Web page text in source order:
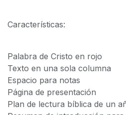
Características:
Palabra de Cristo en rojo
Texto en una sola columna
Espacio para notas
Página de presentación
Plan de lectura bíblica de un